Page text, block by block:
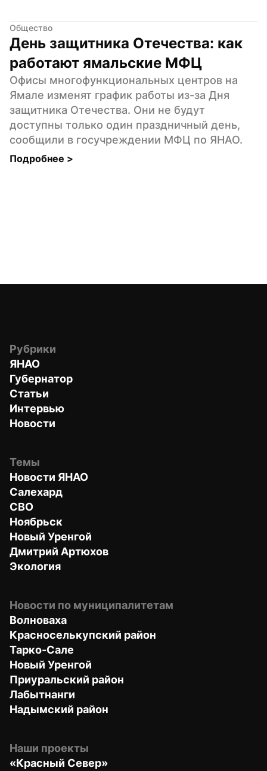
Общество
День защитника Отечества: как
работают ямальские МФЦ
Офисы многофункциональных центров на
Ямале изменят график работы из-за Дня
защитника Отечества. Они не будут
доступны только один праздничный день,
сообщили в госучреждении МФЦ по ЯНАО.
Подробнее >
Рубрики
ЯНАО
Губернатор
Статьи
Интервью
Новости
Темы
Новости ЯНАО
Салехард
СВО
Ноябрьск
Новый Уренгой
Дмитрий Артюхов
Экология
Новости по муниципалитетам
Волноваха
Красноселькупский район
Тарко-Сале
Новый Уренгой
Приуральский район
Лабытнанги
Надымский район
Наши проекты
«Красный Север»